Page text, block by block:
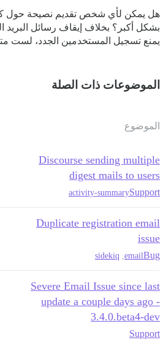
هل يمكن لأي شخص تقديم نصيحة حول
بشكل أكبر؟ بخلاف إيقاف رسائل البريد
يمنع تسجيل المستخدمين الجدد، لست
الموضوعات ذات الصلة
الموضوع
Discourse sending multiple
digest mails to users
Support
activity-summary
Duplicate registration email
issue
Bug
email
sidekiq
Severe Email Issue since last
update a couple days ago -
3.4.0.beta4-dev
Support